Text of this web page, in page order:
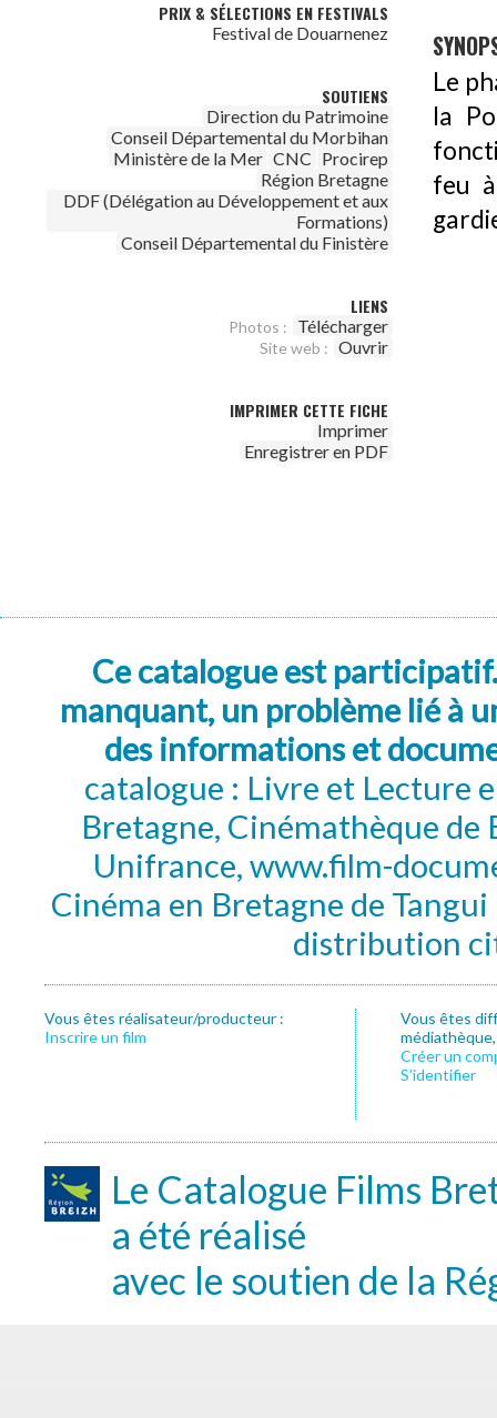
PRIX & SÉLECTIONS EN FESTIVALS
Festival de Douarnenez
SOUTIENS
Direction du Patrimoine
Conseil Départemental du Morbihan
Ministère de la Mer CNC Procirep
Région Bretagne
DDF (Délégation au Développement et aux
Formations)
Conseil Départemental du Finistère
LIENS
Photos : Télécharger
Site web : Ouvrir
IMPRIMER CETTE FICHE
Imprimer
Enregistrer en PDF
Le
la
feu
Ce catalogue est
manquant, un problème lié à
des informations et
catalogue : Livre et Lecture
Bretagne, Cinémathèque de
Unifrance, www.film-
Cinéma en Bretagne de
distribution
Vous êtes réalisateur/producteur :
Inscrire un film
Vous êtes
Créer un
S’identifier
Le Catalogue Films
a été réalisé
avec le soutien de la